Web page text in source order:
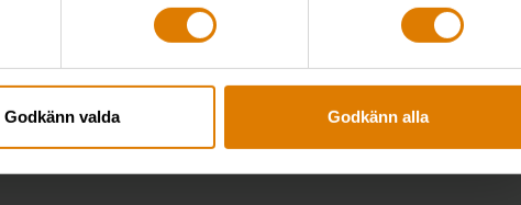
Godkänn valda Godkänn alla